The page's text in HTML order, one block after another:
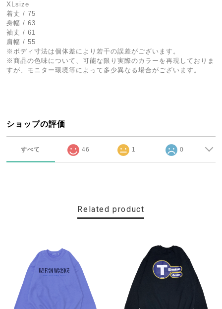
XLsize
着丈 / 75
身幅 / 63
袖丈 / 61
肩幅 / 55
※ボディ寸法は個体差により若干の誤差がございます。
※商品の色味について、可能な限り実際のカラーを再現しておりま
すが、モニター環境等によって多少異なる場合がございます。
ショップの評価
すべて 46 1 0
Related product